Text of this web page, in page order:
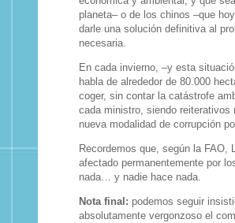
planeta– o de los chinos –que
darle una solución definitiva al
necesaria.
En cada invierno, –y esta
habla de alrededor de 80.000
coger, sin contar la catástrofe
cada ministro, siendo reiterativos
nueva modalidad de corrupción
Recordemos que, según la
afectado permanentemente por
nada… y nadie hace nada.
Nota final: podemos seguir
absolutamente vergonzoso el